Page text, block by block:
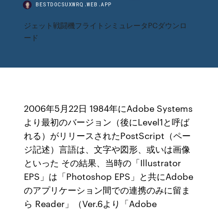
BESTDOCSUXWRQ.WEB.APP
ジェット戦闘機フライトシミュレータPCダウンロ
ード
2006年5月22日 1984年にAdobe Systems
より最初のバージョン（後にLevel1と呼ば
れる）がリリースされたPostScript（ペー
ジ記述）言語は、文字や図形、或いは画像
といった その結果、当時の「Illustrator
EPS」は「Photoshop EPS」と共にAdobe
のアプリケーション間での連携のみに留ま
ら Reader」（Ver.6より「Adobe